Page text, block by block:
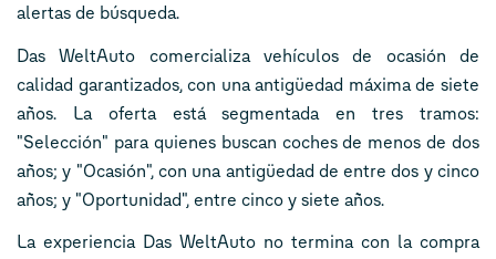
alertas de búsqueda.
Das WeltAuto comercializa vehículos de ocasión de
calidad garantizados, con una antigüedad máxima de siete
años. La oferta está segmentada en tres tramos:
"Selección" para quienes buscan coches de menos de dos
años; y "Ocasión", con una antigüedad de entre dos y cinco
años; y "Oportunidad", entre cinco y siete años.
La experiencia Das WeltAuto no termina con la compra